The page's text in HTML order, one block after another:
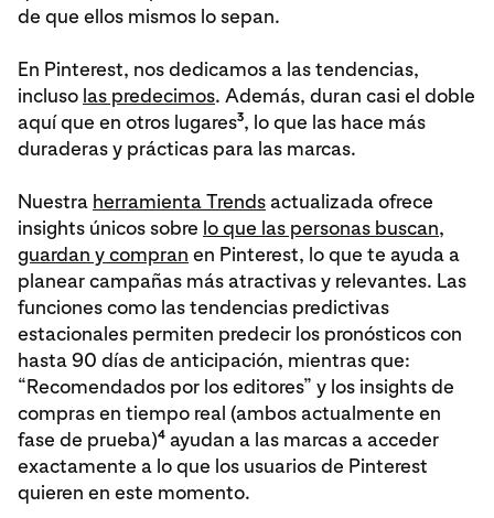
de que ellos mismos lo sepan.
En Pinterest, nos dedicamos a las tendencias,
incluso las predecimos. Además, duran casi el doble
aquí que en otros lugares3, lo que las hace más
duraderas y prácticas para las marcas.
Nuestra herramienta Trendsactualizada ofrece
insights únicos sobre lo que las personas buscan,
guardan y compran en Pinterest, lo que te ayuda a
planear campañas más atractivas y relevantes. Las
funciones como las tendencias predictivas
estacionales permiten predecir los pronósticos con
hasta 90 días de anticipación, mientras que:
“Recomendados por los editores” y los insights de
compras en tiempo real (ambos actualmente en
fase de prueba)4 ayudan a las marcas a acceder
exactamente a lo que los usuarios de Pinterest
quieren en este momento.